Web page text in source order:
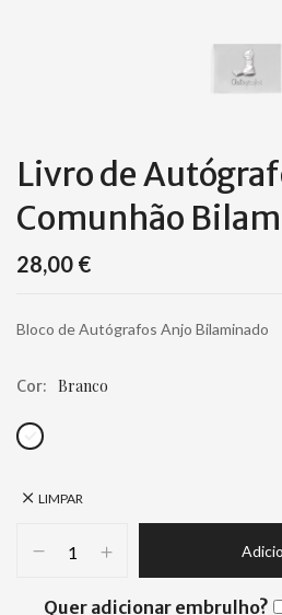
Livro de
Comunhão
28,00 €
Bloco de Autógrafos Anjo Bilaminado
Cor Branco
LIMPAR
Quer adicionar embrulho?